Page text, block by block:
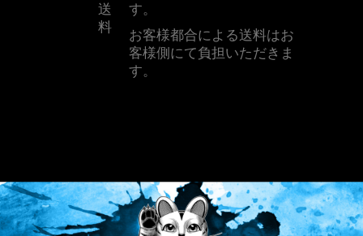
送
料
す。
お客様都合による送料はお
客様側にて負担いただきま
す。